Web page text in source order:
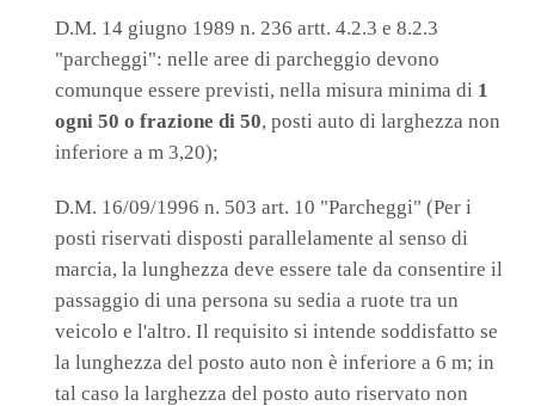
D.M. 14 giugno 1989 n. 236 artt. 4.2.3 e 8.2.3
"parcheggi": nelle aree di parcheggio devono
comunque essere previsti, nella misura minima di 1
ogni 50 o frazione di 50, posti auto di larghezza non
inferiore a m 3,20);
D.M. 16/09/1996 n. 503 art. 10 "Parcheggi" (Per i
posti riservati disposti parallelamente al senso di
marcia, la lunghezza deve essere tale da consentire il
passaggio di una persona su sedia a ruote tra un
veicolo e l'altro. Il requisito si intende soddisfatto se
la lunghezza del posto auto non è inferiore a 6 m; in
tal caso la larghezza del posto auto riservato non